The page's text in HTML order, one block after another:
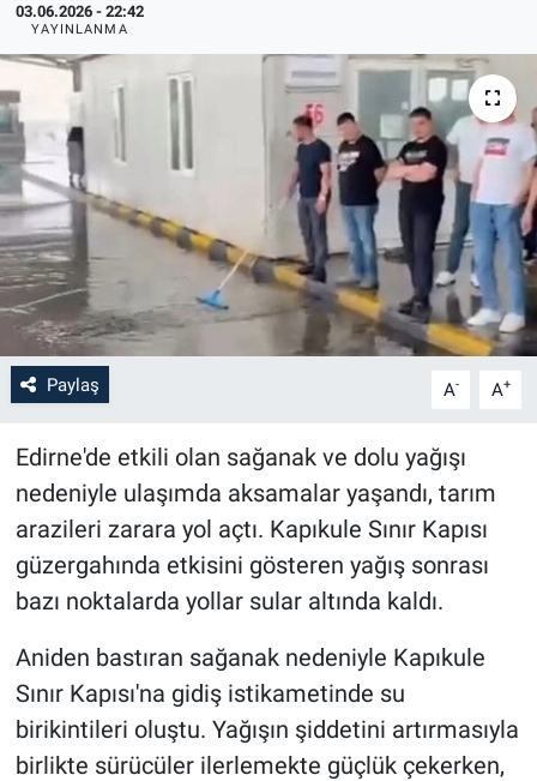
03.06.2026 - 22:42
YAYINLANMA
Paylaş A- A+
Edirne'de etkili olan sağanak ve dolu yağışı
nedeniyle ulaşımda aksamalar yaşandı, tarım
arazileri zarara yol açtı. Kapıkule Sınır Kapısı
güzergahında etkisini gösteren yağış sonrası
bazı noktalarda yollar sular altında kaldı.
Aniden bastıran sağanak nedeniyle Kapıkule
Sınır Kapısı'na gidiş istikametinde su
birikintileri oluştu. Yağışın şiddetini artırmasıyla
birlikte sürücüler ilerlemekte güçlük çekerken,